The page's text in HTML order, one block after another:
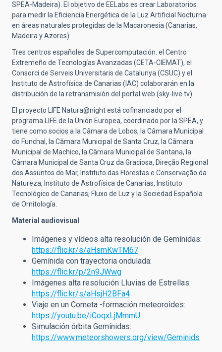
SPEA-Madeira). El objetivo de EELabs es crear Laboratorios
para medir la Eficiencia Energética de la Luz Artificial Nocturna
en áreas naturales protegidas de la Macaronesia (Canarias,
Madeira y Azores).
Tres centros españoles de Supercomputación: el Centro
Extremeño de Tecnologías Avanzadas (CETA-CIEMAT), el
Consorci de Serveis Universitaris de Catalunya (CSUC) y el
Instituto de Astrofísica de Canarias (IAC) colaborarán en la
distribución de la retransmisión del portal web (sky-live.tv).
El proyecto LIFE Natura@night está cofinanciado por el
programa LIFE de la Unión Europea, coordinado por la SPEA, y
tiene como socios a la Câmara de Lobos, la Câmara Municipal
do Funchal, la Câmara Municipal de Santa Cruz, la Câmara
Municipal de Machico, la Câmara Municipal de Santana, la
Câmara Municipal de Santa Cruz da Graciosa, Direção Regional
dos Assuntos do Mar, Instituto das Florestas e Conservação da
Natureza, Instituto de Astrofísica de Canarias, Instituto
Tecnológico de Canarias, Fluxo de Luz y la Sociedad Española
de Ornitología.
Material audiovisual
Imágenes y vídeos alta resolución de Gemínidas:
https://flic.kr/s/aHsmKwTM67
Gemínida con trayectoria ondulada:
https://flic.kr/p/2n9JWwg
Imágenes alta resolución Lluvias de Estrellas:
https://flic.kr/s/aHsjH2BFa4
Viaje en un Cometa -formación meteoroides:
https://youtu.be/iCoqxLjMmmU
Simulación órbita Gemínidas:
https://www.meteorshowers.org/view/Geminids